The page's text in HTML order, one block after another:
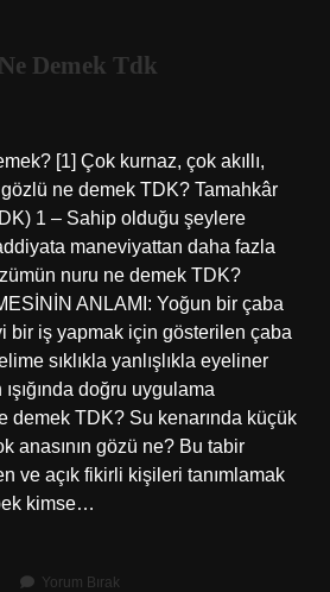
Demek Tdk
[1] Çok kurnaz, çok akıllı,
gözlü ne demek TDK? Tamahkâr
1 – Sahip olduğu şeylere
maneviyattan daha fazla
nuru ne demek TDK?
ANLAMI: Yoğun bir çaba
bir iş yapmak için gösterilen çaba
sıklıkla yanlışlıkla eyeliner
doğru uygulama
demek TDK? Su kenarında küçük
anasının gözü ne? Bu tabir
ve açık fikirli kişileri tanımlamak
kimse…
Yorum Bırak